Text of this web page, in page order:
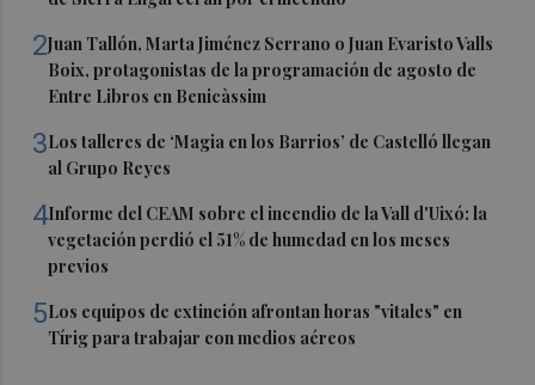
2Juan Tallón, Marta Jiménez Serrano o Juan Evaristo Valls
Boix, protagonistas de la programación de agosto de
Entre Libros en Benicàssim
3Los talleres de ‘Magia en los Barrios’ de Castelló llegan
al Grupo Reyes
4Informe del CEAM sobre el incendio de la Vall d'Uixó: la
vegetación perdió el 51% de humedad en los meses
previos
5Los equipos de extinción afrontan horas "vitales" en
Tírig para trabajar con medios aéreos